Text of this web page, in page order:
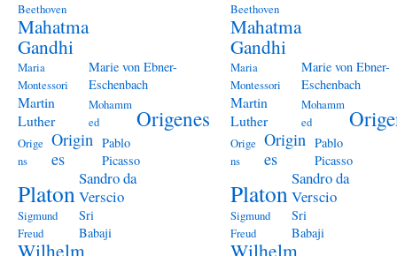
Beethoven
Mahatma
Gandhi
Maria
Montessori
Marie von Ebner-
Eschenbach
Martin
Luther
Mohamm
ed
Origenes
Orige
ns
Origin
es
Pablo
Picasso
Platon
Sandro da
Verscio
Sigmund
Freud
Sri
Babaji
Wilhelm
Beethoven
Mahatma
Gandhi
Maria
Montessori
Marie von Ebner-
Eschenbach
Martin
Luther
Mohamm
ed
Orige
ns
Origin
es
Pablo
Picasso
Platon
Sandro da
Verscio
Sigmund
Freud
Sri
Babaji
Wilhelm